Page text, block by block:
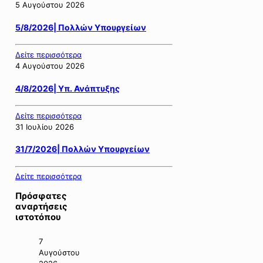
5 Αυγούστου 2026
5/8/2026| Πολλών Υπουργείων
Δείτε περισσότερα
4 Αυγούστου 2026
4/8/2026| Υπ. Ανάπτυξης
Δείτε περισσότερα
31 Ιουλίου 2026
31/7/2026| Πολλών Υπουργείων
Δείτε περισσότερα
Πρόσφατες
αναρτήσεις
ιστοτόπου
7
Αυγούστου